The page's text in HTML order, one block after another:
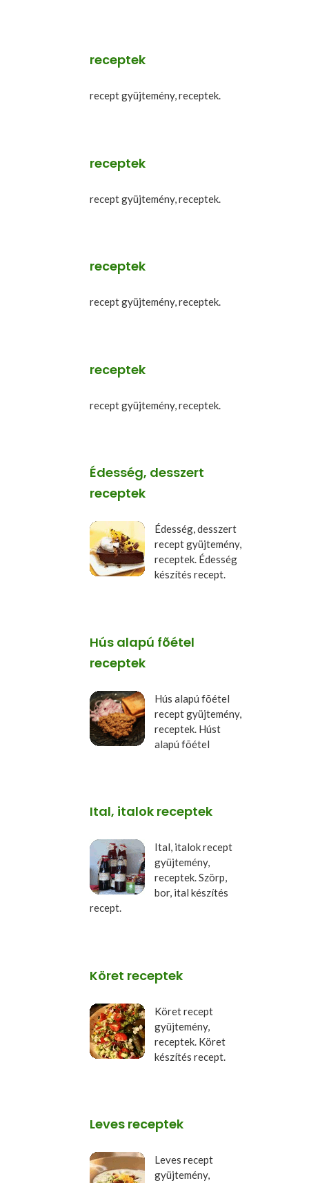
receptek
recept gyüjtemény, receptek.
receptek
recept gyüjtemény, receptek.
receptek
recept gyüjtemény, receptek.
receptek
recept gyüjtemény, receptek.
Édesség, desszert
receptek
Édesség, desszert
recept gyüjtemény,
receptek. Édesség
készítés recept.
Hús alapú fõétel
receptek
Hús alapú fõétel
recept gyüjtemény,
receptek. Húst
alapú fõétel
Ital, italok receptek
Ital, italok recept
gyüjtemény,
receptek. Szörp,
bor, ital készítés
recept.
Köret receptek
Köret recept
gyüjtemény,
receptek. Köret
készítés recept.
Leves receptek
Leves recept
gyüjtemény,